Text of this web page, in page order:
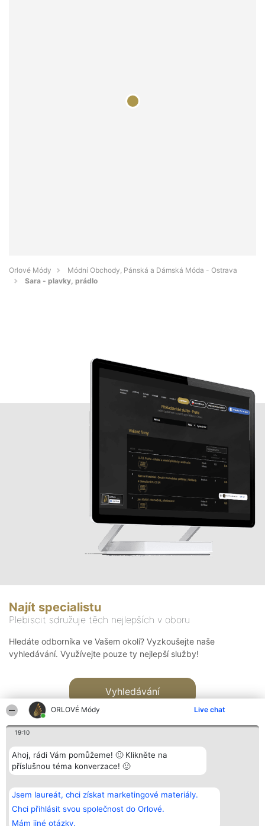
ORLOVÉ Módy Live chat
19:10
Ahoj, rádi Vám pomůžeme! 🙂 Klikněte na
příslušnou téma konverzace! 🙂
Jsem laureát, chci získat marketingové materiály.
Chci přihlásit svou společnost do Orlové.
Mám jiné otázky.
Orlové Módy
Módní Obchody, Pánská a Dámská Móda - Ostrava
Sara - plavky, prádlo
Najít specialistu
Plebiscit sdružuje těch nejlepších v oboru
Hledáte odborníka ve Vašem okolí? Vyzkoušejte naše
vyhledávání. Využívejte pouze ty nejlepší služby!
Vyhledávání
Bright Side Solutions sp. z o.
o. sp. k.
ul. Ruska 22
Wrocław 50-079
KRS 0000749100 | Regon
Vítězové
Seznam všech
laureátů
Zásady
Kontakt